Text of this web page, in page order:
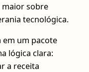
maior sobre
tecnológica.
em um pacote
lógica clara:
a receita